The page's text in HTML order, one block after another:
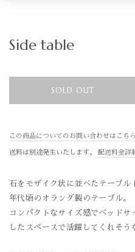
Side table
SOLD OUT
この商品についてのお問い合わせはこちら
送料は別途発生いたします。 配送料金詳
石をモザイク状に並べたテーブ
年代頃のオランダ製のテーブル。
コンパクトなサイズ感でベッド
したスペースで活躍してくれそう